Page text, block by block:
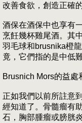
改善食欲，創造正確
酒保在酒保中也享有
烹飪幾杯雞尾酒。其
羽毛球和brusnika橙
竟，它們指的是中低
Brusnich Mors的益處
正如我們以前所註意
經知道了。骨髓瘤有
石，胸部腫瘤或膀胱